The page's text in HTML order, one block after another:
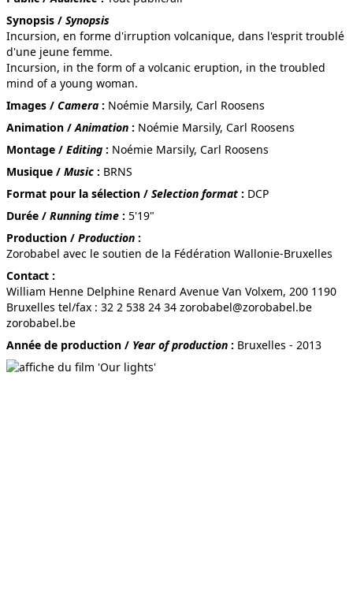
ALEX BARBIER : PORTRAITS
CÂLINE
LA DERNIÈRE ÉNERGIE
Synopsis / Synopsis
Incursion, en forme d'irruption volcanique, dans l'esprit troublé
d'une jeune femme.
Incursion, in the form of a volcanic eruption, in the troubled
mind of a young woman.
Images / Camera : Noémie Marsily, Carl Roosens
Animation /Animation : Noémie Marsily, Carl Roosens
Montage / Editing : Noémie Marsily, Carl Roosens
Musique / Music : BRNS
Format pour la sélection / Selection format : DCP
Durée / Running time : 5'19"
Production / Production :
Zorobabel avec le soutien de la Fédération Wallonie-Bruxelles
Contact :
William Henne Delphine Renard Avenue Van Volxem, 200 1190
Bruxelles tel/fax : 32 2 538 24 34 zorobabel@zorobabel.be
zorobabel.be
Année de production / Year of production : Bruxelles - 2013